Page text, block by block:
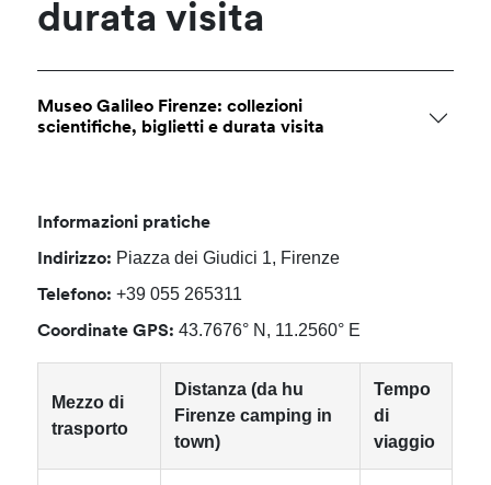
durata visita
Museo Galileo Firenze: collezioni
scientifiche, biglietti e durata visita
Informazioni pratiche
Indirizzo: Piazza dei Giudici 1, Firenze
Telefono: +39 055 265311
Coordinate GPS: 43.7676° N, 11.2560° E
Mezzo di
trasporto
Distanza (da hu
Firenze camping in
town)
Tempo
di
viaggio